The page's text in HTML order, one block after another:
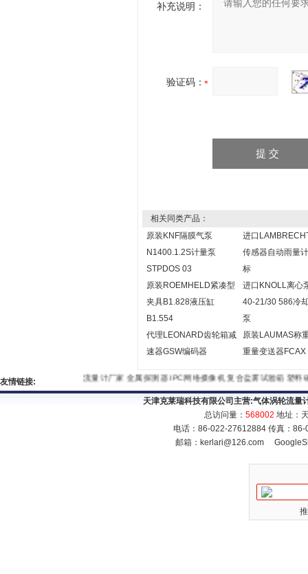
补充说明：
验证码：
相关同类产品：
原装KNF隔膜气泵
N1400.1.2S计量泵
STPDOS 03
进口
传感器自动雨量
标
原装ROEMHELD紧凑型
夹具B1.828液压缸
B1.554
进口KNOLL离心
40-21/30 586冷
泵
代理LEONARD齿轮箱减
速器GSW编码器
原装LAUMAS称
重量变送器FCAX
友情链接: 流量计厂家金属探测器IPC网络摄像机 复合盐雾试验箱塑
天津克莱瑞科技有限公司主营:气体涡轮流量
总访问量： 568002 地址：
电话：86-022-27612884 传真：
邮箱： kerlari@126.com